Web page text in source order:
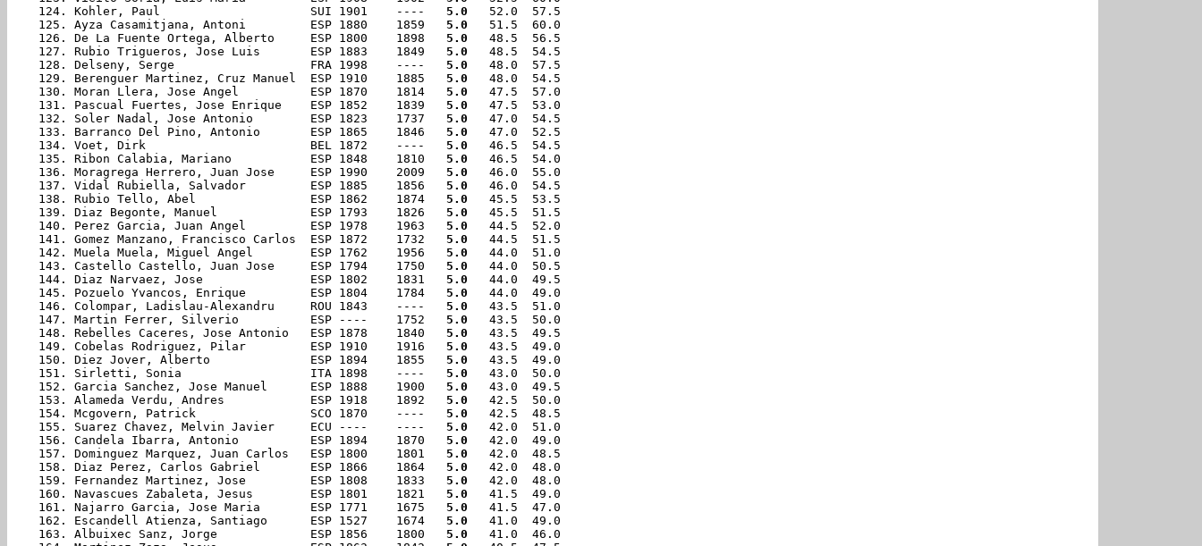
124. Kohler, Paul                     SUI 1901    ---- 5.0
   52.0  57.5
125. Ayza Casamitjana, Antoni         ESP 1880    1859 5.0
   51.5  60.0
126. De La Fuente Ortega, Alberto     ESP 1800    1898 5.0
   48.5  56.5
127. Rubio Trigueros, Jose Luis       ESP 1883    1849 5.0
   48.5  54.5
128. Delseny, Serge                   FRA 1998    ---- 5.0
   48.0  57.5
129. Berenguer Martinez, Cruz Manuel  ESP 1910    1885 5.0
   48.0  54.5
130. Moran Llera, Jose Angel          ESP 1870    1814 5.0
   47.5  57.0
131. Pascual Fuertes, Jose Enrique    ESP 1852    1839 5.0
   47.5  53.0
132. Soler Nadal, Jose Antonio        ESP 1823    1737 5.0
   47.0  54.5
133. Barranco Del Pino, Antonio       ESP 1865    1846 5.0
   47.0  52.5
134. Voet, Dirk                       BEL 1872    ---- 5.0
   46.5  54.5
135. Ribon Calabia, Mariano           ESP 1848    1810 5.0
   46.5  54.0
136. Moragrega Herrero, Juan Jose     ESP 1990    2009 5.0
   46.0  55.0
137. Vidal Rubiella, Salvador         ESP 1885    1856 5.0
   46.0  54.5
138. Rubio Tello, Abel                ESP 1862    1874 5.0
   45.5  53.5
139. Diaz Begonte, Manuel             ESP 1793    1826 5.0
   45.5  51.5
140. Perez Garcia, Juan Angel         ESP 1978    1963 5.0
   44.5  52.0
141. Gomez Manzano, Francisco Carlos  ESP 1872    1732 5.0
   44.5  51.5
142. Muela Muela, Miguel Angel        ESP 1762    1956 5.0
   44.0  51.0
143. Castello Castello, Juan Jose     ESP 1794    1750 5.0
   44.0  50.5
144. Diaz Narvaez, Jose               ESP 1802    1831 5.0
   44.0  49.5
145. Pozuelo Yvancos, Enrique         ESP 1804    1784 5.0
   44.0  49.0
146. Colompar, Ladislau-Alexandru     ROU 1843    ---- 5.0
   43.5  51.0
147. Martin Ferrer, Silverio          ESP ----    1752 5.0
   43.5  50.0
148. Rebelles Caceres, Jose Antonio   ESP 1878    1840 5.0
   43.5  49.5
149. Cobelas Rodriguez, Pilar         ESP 1910    1916 5.0
   43.5  49.0
150. Diez Jover, Alberto              ESP 1894    1855 5.0
   43.5  49.0
151. Sirletti, Sonia                  ITA 1898    ---- 5.0
   43.0  50.0
152. Garcia Sanchez, Jose Manuel      ESP 1888    1900 5.0
   43.0  49.5
153. Alameda Verdu, Andres            ESP 1918    1892 5.0
   42.5  50.0
154. Mcgovern, Patrick                SCO 1870    ---- 5.0
   42.5  48.5
155. Suarez Chavez, Melvin Javier     ECU ----    ---- 5.0
   42.0  51.0
156. Candela Ibarra, Antonio          ESP 1894    1870 5.0
   42.0  49.0
157. Dominguez Marquez, Juan Carlos   ESP 1800    1801 5.0
   42.0  48.5
158. Diaz Perez, Carlos Gabriel       ESP 1866    1864 5.0
   42.0  48.0
159. Fernandez Martinez, Jose         ESP 1808    1833 5.0
   42.0  48.0
160. Navascues Zabaleta, Jesus        ESP 1801    1821 5.0
   41.5  49.0
161. Najarro Garcia, Jose Maria       ESP 1771    1675 5.0
   41.5  47.0
162. Escandell Atienza, Santiago      ESP 1527    1674 5.0
   41.0  49.0
163. Albuixec Sanz, Jorge             ESP 1856    1800 5.0
   41.0  46.0